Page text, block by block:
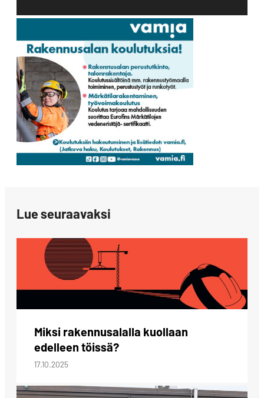
Lue seuraavaksi
Miksi rakennusalalla kuollaan
edelleen töissä?
17.10.2025